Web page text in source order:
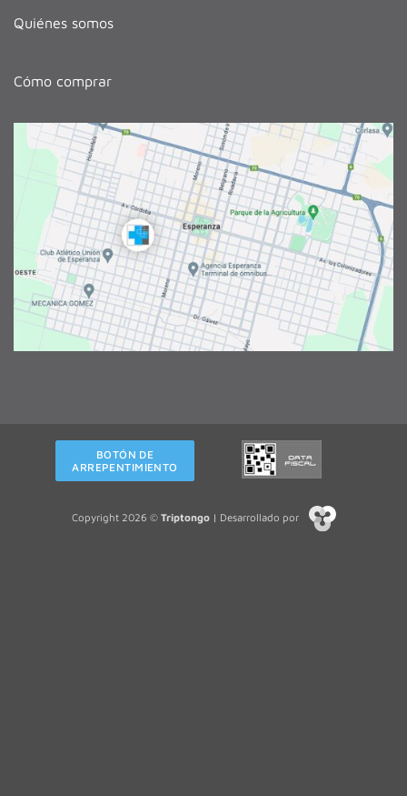
Quiénes somos
Cómo comprar
BOTÓN DE
ARREPENTIMIENTO
Copyright 2026 © Triptongo| Desarrollado por